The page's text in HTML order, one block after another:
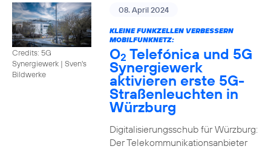
Credits: 5G
Synergiewerk | Sven's
Bildwerke
08. April 2024
KLEINE FUNKZELLEN VERBESSERN
MOBILFUNKNETZ:
O2 Telefónica und 5G
Synergiewerk
aktivieren erste 5G-
Straßenleuchten in
Würzburg
Digitalisierungsschub für Würzburg:
Der Telekommunikationsanbieter